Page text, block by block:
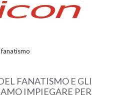
FANATISMO E GLI
IMPIEGARE PER